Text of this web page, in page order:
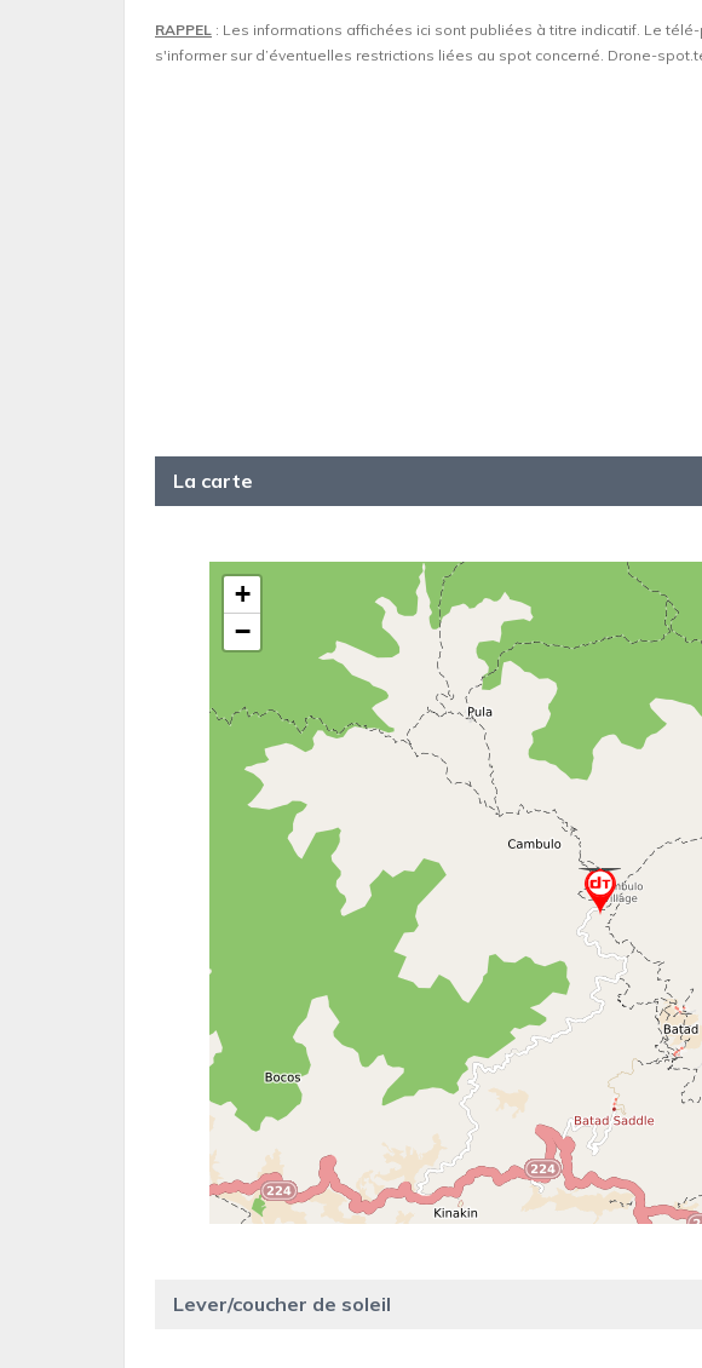
RAPPEL : Les informations affichées ici sont publiées à titre indicatif. Le
s'informer sur d’éventuelles restrictions liées au spot concerné. Drone-
La carte
Lever/coucher de soleil